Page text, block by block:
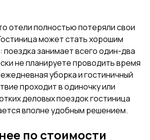
отели полностью потеряли свои
может стать хорошим
поездка занимает всего один-два
не планируете проводить время
уборка и гостиничный
проходит в одиночку или
деловых поездок гостиница
вполне удобным решением.
по стоимости